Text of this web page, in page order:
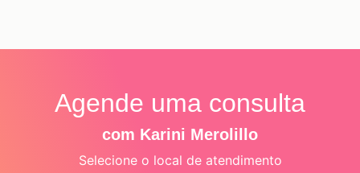
Agende uma consulta
com Karini Merolillo
Selecione o local de atendimento